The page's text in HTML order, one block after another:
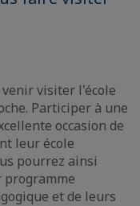
venir visiter l'école
Participer à une
occasion de
leur école
pourrez ainsi
programme
et de leurs